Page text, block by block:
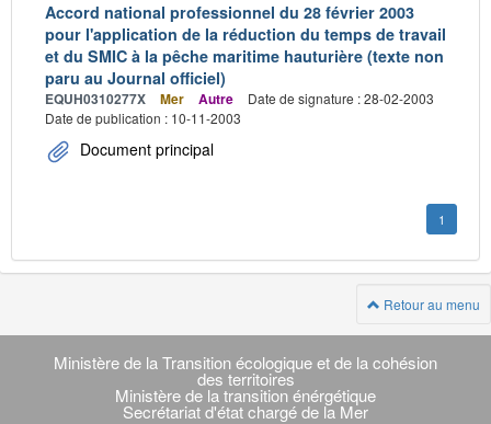
Accord national professionnel du 28 février 2003
pour l'application de la réduction du temps de travail
et du SMIC à la pêche maritime hauturière (texte non
paru au Journal officiel)
EQUH0310277X Mer Autre
Date de signature : 28-02-2003
Date de publication : 10-11-2003
Document principal
1
Retour au menu
Navigation
transverse
Ministère de la Transition écologique et de la cohésion
des territoires
Ministère de la transition énérgétique
Secrétariat d'état chargé de la Mer